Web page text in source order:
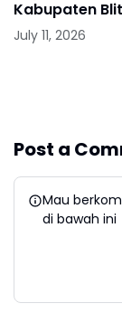
Kabupaten
July 11, 2026
Post a
Mau
di bawah ini